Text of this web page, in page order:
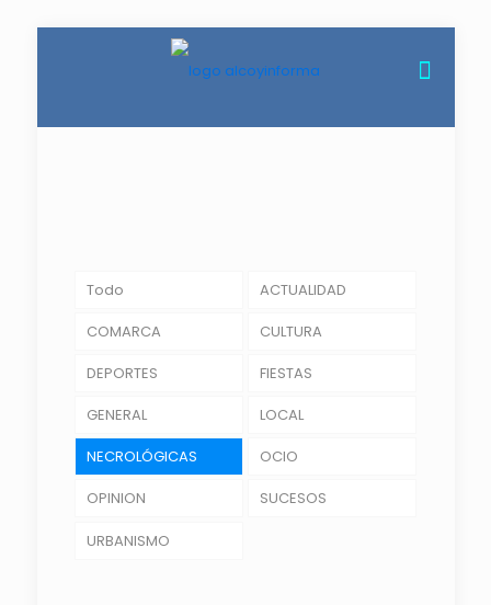
Todo ACTUALIDAD
COMARCA CULTURA
DEPORTES FIESTAS
GENERAL LOCAL
NECROLÓGICAS OCIO
OPINION SUCESOS
URBANISMO